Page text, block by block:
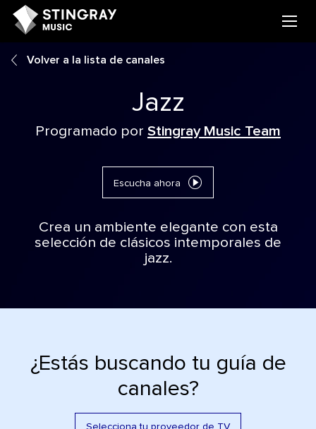
Volver a la lista de canales
Jazz
Programado por Stingray Music Team
Escucha ahora
Crea un ambiente elegante con esta
selección de clásicos intemporales de
jazz.
¿Estás buscando tu guía de
canales?
Selecciona tu proveedor de TV